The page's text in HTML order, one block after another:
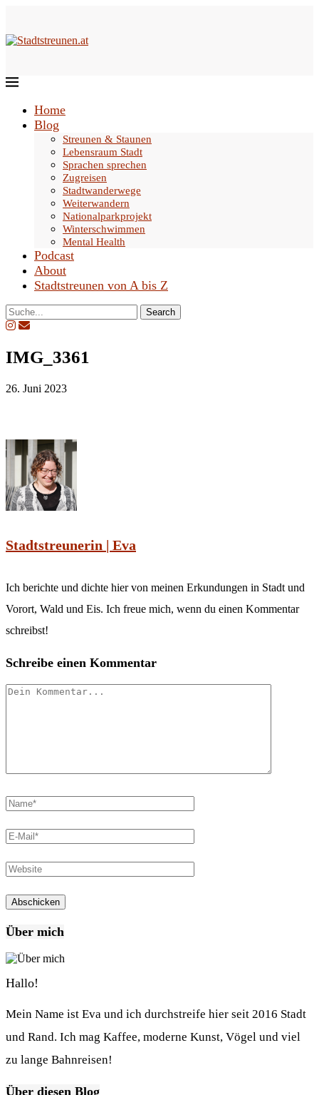
Home
Blog
Streunen & Staunen
Lebensraum Stadt
Sprachen sprechen
Zugreisen
Stadtwanderwege
Weiterwandern
Nationalparkprojekt
Winterschwimmen
Mental Health
Podcast
About
Stadtstreunen von A bis Z
Search
IMG_3361
26. Juni 2023
Stadtstreunerin | Eva
Ich berichte und dichte hier von meinen Erkundungen in Stadt und
Vorort, Wald und Eis. Ich freue mich, wenn du einen Kommentar
schreibst!
Schreibe einen Kommentar
Über mich
Hallo!
Mein Name ist Eva und ich durchstreife hier seit 2016 Stadt
und Rand. Ich mag Kaffee, moderne Kunst, Vögel und viel
zu lange Bahnreisen!
Über diesen Blog